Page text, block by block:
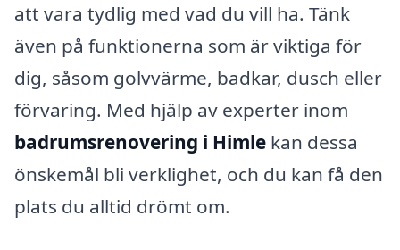
att vara tydlig med vad du vill ha. Tänk
även på funktionerna som är viktiga för
dig, såsom golvvärme, badkar, dusch eller
förvaring. Med hjälp av experter inom
badrumsrenovering i Himle kan dessa
önskemål bli verklighet, och du kan få den
plats du alltid drömt om.